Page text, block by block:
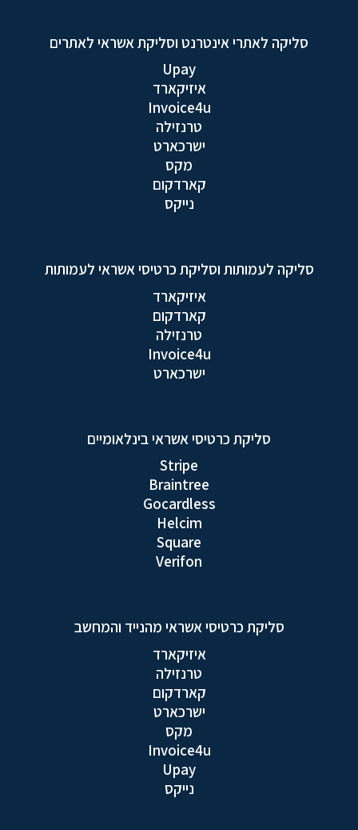
סליקה לאתרי אינטרנט וסליקת אשראי לאתרים
Upay
איזיקארד
Invoice4u
טרנזילה
ישרכארט
מקס
קארדקום
נייקס
סליקה לעמותות וסליקת כרטיסי אשראי לעמותות
איזיקארד
קארדקום
טרנזילה
Invoice4u
ישרכארט
סליקת כרטיסי אשראי בינלאומיים
Stripe
Braintree
Gocardless
Helcim
Square
Verifon
סליקת כרטיסי אשראי מהנייד והמחשב
איזיקארד
טרנזילה
קארדקום
ישרכארט
מקס
Invoice4u
Upay
נייקס